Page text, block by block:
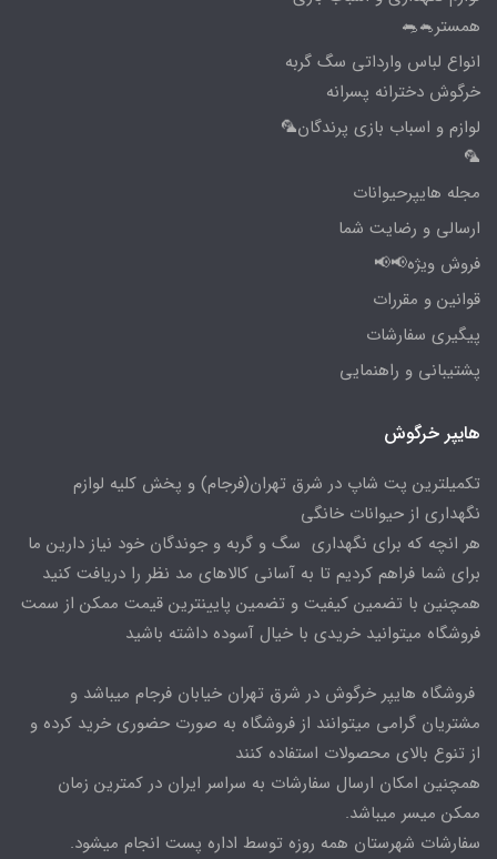
همستر🐁🐀
انواع لباس وارداتی سگ گربه
خرگوش دخترانه پسرانه
لوازم و اسباب بازی پرندگان🦜
🦜
مجله هایپرحیوانات
ارسالی و رضایت شما
فروش ویژه📢📢
قوانین و مقررات
پیگیری سفارشات
پشتیبانی و راهنمایی
هایپر خرگوش
تکمیلترین پت شاپ در شرق تهران(فرجام) و پخش کلیه لوازم
نگهداری از حیوانات خانگی
هر انچه که برای نگهداری سگ و گربه و جوندگان خود نیاز دارین ما
برای شما فراهم کردیم تا به آسانی کالاهای مد نظر را دریافت کنید
همچنین با تضمین کیفیت و تضمین پایینترین قیمت ممکن از سمت
فروشگاه میتوانید خریدی با خیال آسوده داشته باشید
فروشگاه هایپر خرگوش در شرق تهران خیابان فرجام میباشد و
مشتریان گرامی میتوانند از فروشگاه به صورت حضوری خرید کرده و
از تنوع بالای محصولات استفاده کنند
همچنین امکان ارسال سفارشات به سراسر ایران در کمترین زمان
ممکن میسر میباشد.
سفارشات شهرستان همه روزه توسط اداره پست انجام میشود.